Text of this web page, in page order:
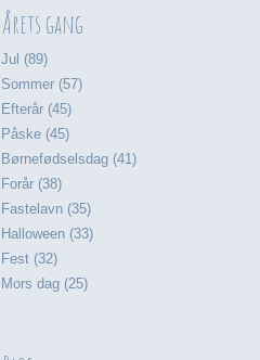
Årets gang
Jul (89)
Sommer (57)
Efterår (45)
Påske (45)
Børnefødselsdag (41)
Forår (38)
Fastelavn (35)
Halloween (33)
Fest (32)
Mors dag (25)